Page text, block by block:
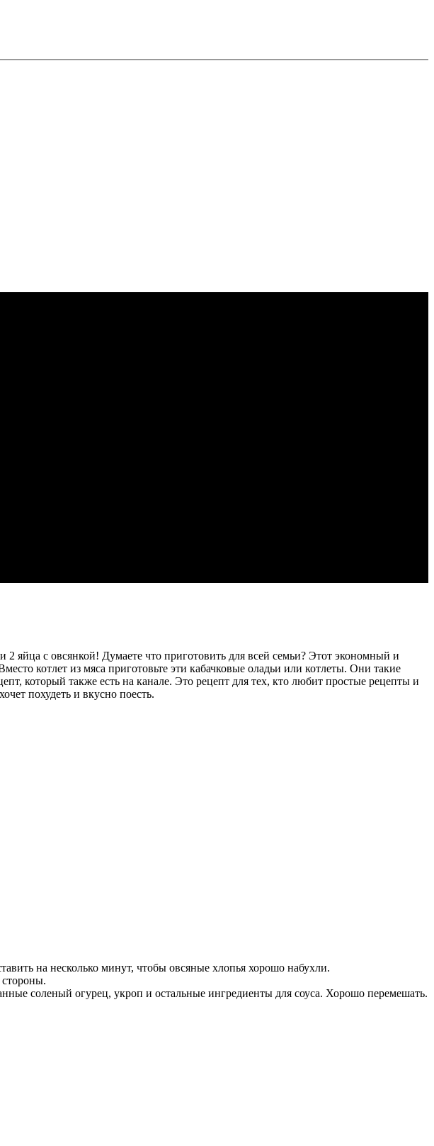
яйца с овсянкой! Думаете что приготовить для всей семьи? Этот экономный и
котлет из мяса приготовьте эти кабачковые оладьи или котлеты. Они такие
который также есть на канале. Это рецепт для тех, кто любит простые рецепты и
похудеть и вкусно поесть.
на несколько минут, чтобы овсяные хлопья хорошо набухли.
стороны.
соленый огурец, укроп и остальные ингредиенты для соуса. Хорошо перемешать.